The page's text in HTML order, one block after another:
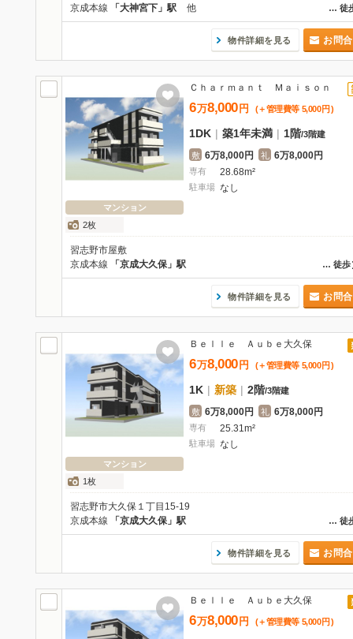
… 徒
京成本線 「大神宮下」駅 他
物件詳細を見る お問
マンション
2枚
Ｃｈａｒｍａｎｔ Ｍａｉｓｏｎ
6万8,000 円 (＋管理費等 5,000 円 )
1DK | 築1年未満 | 1階/3階建
敷 6万8,000円 礼 6万8,000円
専有 28.68m²
駐車場 なし
習志野市屋敷
… 徒歩
京成本線 「京成大久保」駅
物件詳細を見る お問
マンション
1枚
Ｂｅｌｌｅ Ａｕｂｅ大久保
6万8,000 円 (＋管理費等 5,000 円 )
1K | 新築 | 2階/3階建
敷 6万8,000円 礼 6万8,000円
専有 25.31m²
駐車場 なし
習志野市大久保１丁目15-19
… 徒
京成本線 「京成大久保」駅
物件詳細を見る お問
Ｂｅｌｌｅ Ａｕｂｅ大久保
6万8,000 円 (＋管理費等 5,000 円 )